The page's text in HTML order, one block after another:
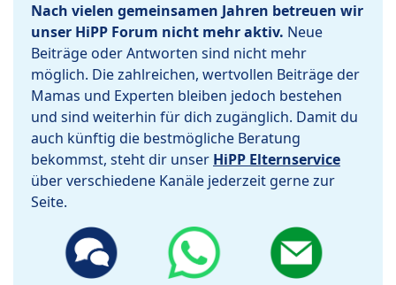
Nach vielen gemeinsamen Jahren betreuen wir
unser HiPP Forum nicht mehr aktiv. Neue
Beiträge oder Antworten sind nicht mehr
möglich. Die zahlreichen, wertvollen Beiträge der
Mamas und Experten bleiben jedoch bestehen
und sind weiterhin für dich zugänglich. Damit du
auch künftig die bestmögliche Beratung
bekommst, steht dir unser HiPP Elternservice
über verschiedene Kanäle jederzeit gerne zur
Seite.